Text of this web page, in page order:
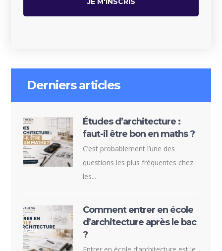
Derniers articles
Études d’architecture :
faut-il être bon en maths ?
C’est probablement l’une des
questions les plus fréquentes chez
les...
Comment entrer en école
d’architecture après le bac
?